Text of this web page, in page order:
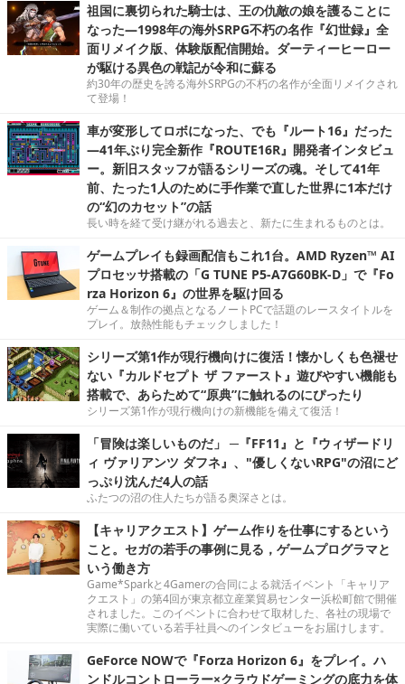
祖国に裏切られた騎士は、王の仇敵の娘を護ることに
なった―1998年の海外SRPG不朽の名作『幻世録』全
面リメイク版、体験版配信開始。ダーティーヒーロー
が駆ける異色の戦記が令和に蘇る
約30年の歴史を誇る海外SRPGの不朽の名作が全面リメイクされ
て登場！
車が変形してロボになった、でも『ルート16』だった
―41年ぶり完全新作『ROUTE16R』開発者インタビュ
ー。新旧スタッフが語るシリーズの魂。そして41年
前、たった1人のために手作業で直した世界に1本だけ
の“幻のカセット”の話
長い時を経て受け継がれる過去と、新たに生まれるものとは。
ゲームプレイも録画配信もこれ1台。AMD Ryzen™ AI
プロセッサ搭載の「G TUNE P5-A7G60BK-D」で『Fo
rza Horizon 6』の世界を駆け回る
ゲーム＆制作の拠点となるノートPCで話題のレースタイトルを
プレイ。放熱性能もチェックしました！
シリーズ第1作が現行機向けに復活！懐かしくも色褪せ
ない『カルドセプト ザ ファースト』遊びやすい機能も
搭載で、あらためて“原典”に触れるのにぴったり
シリーズ第1作が現行機向けの新機能を備えて復活！
「冒険は楽しいものだ」 ─『FF11』と『ウィザードリ
ィ ヴァリアンツ ダフネ』、"優しくないRPG"の沼にど
っぷり沈んだ4人の話
ふたつの沼の住人たちが語る奥深さとは。
【キャリアクエスト】ゲーム作りを仕事にするという
こと。セガの若手の事例に見る，ゲームプログラマと
いう働き方
Game*Sparkと4Gamerの合同による就活イベント「キャリア
クエスト」の第4回が東京都立産業貿易センター浜松町館で開催
されました。このイベントに合わせて取材した、各社の現場で
実際に働いている若手社員へのインタビューをお届けします。
GeForce NOWで『Forza Horizon 6』をプレイ。ハ
ンドルコントローラー×クラウドゲーミングの底力を体